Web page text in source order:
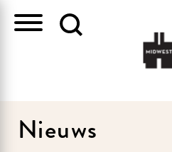
Nieuws